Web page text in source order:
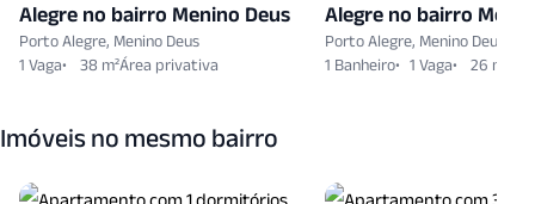
Alegre no bairro Menino Deus
Porto Alegre, Menino Deus
1 Vaga
38 m²
Alegre no bairro
Porto Alegre, Menino Deus
1 Banheiro
1 Vaga 26 m²
Imóveis no mesmo bairro